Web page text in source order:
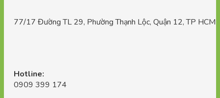
77/17 Đường TL 29, Phường Thạnh Lộc, Quận 12, TP HCM
Hotline:
0909 399 174